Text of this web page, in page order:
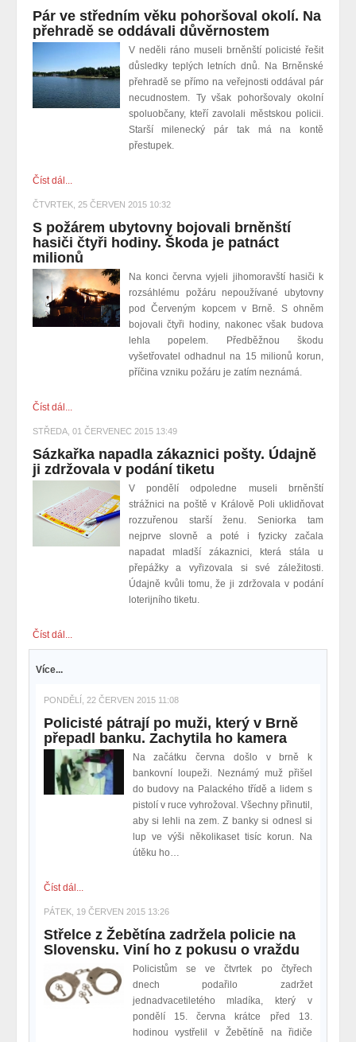
Pár ve středním věku pohoršoval okolí. Na
přehradě se oddávali důvěrnostem
V neděli ráno museli brněnští policisté řešit
důsledky teplých letních dnů. Na Brněnské
přehradě se přímo na veřejnosti oddával pár
necudnostem. Ty však pohoršovaly okolní
spoluobčany, kteří zavolali městskou policii.
Starší milenecký pár tak má na kontě
přestupek.
Číst dál...
ČTVRTEK, 25 ČERVEN 2015 10:32
S požárem ubytovny bojovali brněnští
hasiči čtyři hodiny. Škoda je patnáct
milionů
Na konci června vyjeli jihomoravští hasiči k
rozsáhlému požáru nepoužívané ubytovny
pod Červeným kopcem v Brně. S ohněm
bojovali čtyři hodiny, nakonec však budova
lehla popelem. Předběžnou škodu
vyšetřovatel odhadnul na 15 milionů korun,
příčina vzniku požáru je zatím neznámá.
Číst dál...
STŘEDA, 01 ČERVENEC 2015 13:49
Sázkařka napadla zákaznici pošty. Údajně
ji zdržovala v podání tiketu
V pondělí odpoledne museli brněnští
strážnici na poště v Králově Poli uklidňovat
rozzuřenou starší ženu. Seniorka tam
nejprve slovně a poté i fyzicky začala
napadat mladší zákaznici, která stála u
přepážky a vyřizovala si své záležitosti.
Údajně kvůli tomu, že ji zdržovala v podání
loterijního tiketu.
Číst dál...
Více...
PONDĚLÍ, 22 ČERVEN 2015 11:08
Policisté pátrají po muži, který v Brně
přepadl banku. Zachytila ho kamera
Na začátku června došlo v brně k
bankovní loupeži. Neznámý muž přišel
do budovy na Palackého třídě a lidem s
pistolí v ruce vyhrožoval. Všechny přinutil,
aby si lehli na zem. Z banky si odnesl si
lup ve výši několikaset tisíc korun. Na
útěku ho…
Číst dál...
PÁTEK, 19 ČERVEN 2015 13:26
Střelce z Žebětína zadržela policie na
Slovensku. Viní ho z pokusu o vraždu
Policistům se ve čtvrtek po čtyřech
dnech podařilo zadržet
jednadvacetiletého mladíka, který v
pondělí 15. června krátce před 13.
hodinou vystřelil v Žebětíně na řidiče